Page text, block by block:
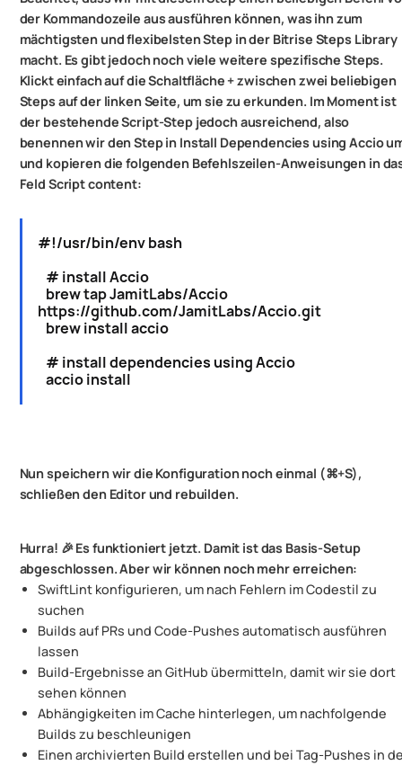
der Kommandozeile aus ausführen können, was ihn zum
mächtigsten und flexibelsten Step in der Bitrise Steps Library
macht. Es gibt jedoch noch viele weitere spezifische Steps.
Klickt einfach auf die Schaltfläche + zwischen zwei beliebigen
Steps auf der linken Seite, um sie zu erkunden. Im Moment ist
der bestehende Script-Step jedoch ausreichend, also
benennen wir den Step in Install Dependencies using Accio
und kopieren die folgenden Befehlszeilen-Anweisungen in
Feld Script content:
#!/usr/bin/env bash
# install Accio
brew tap JamitLabs/Accio
https://github.com/JamitLabs/Accio.git
brew install accio
# install dependencies using Accio
accio install
Nun speichern wir die Konfiguration noch einmal (⌘+S),
schließen den Editor und rebuilden.
Hurra! 🎉 Es funktioniert jetzt. Damit ist das Basis-Setup
abgeschlossen. Aber wir können noch mehr erreichen:
SwiftLint konfigurieren, um nach Fehlern im Codestil zu
suchen
Builds auf PRs und Code-Pushes automatisch ausführen
lassen
Build-Ergebnisse an GitHub übermitteln, damit wir sie dort
sehen können
Abhängigkeiten im Cache hinterlegen, um nachfolgende
Builds zu beschleunigen
Einen archivierten Build erstellen und bei Tag-Pushes in